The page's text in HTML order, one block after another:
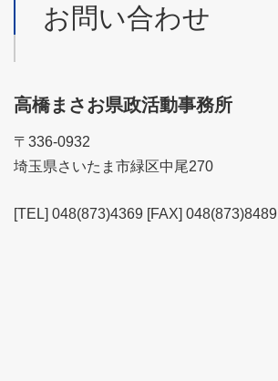
お問い合わせ
高橋まさお県政活動事務所
〒336-0932
埼玉県さいたま市緑区中尾270
[TEL] 048(873)4369 [FAX] 048(873)8489